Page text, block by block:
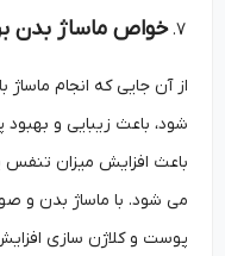
خواص ماساژ بدن برای
از آن جایی که انجام ماساژ
شود، باعث زیبایی و بهبود
باعث افزایش میزان تنفس
می شود. با ماساژ بدن و
پوست و کلاژن سازی افزایش